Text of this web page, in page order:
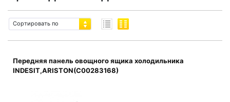
Сортировать по
Передняя панель овощного ящика холодильника
INDESIT,ARISTON(C00283168)